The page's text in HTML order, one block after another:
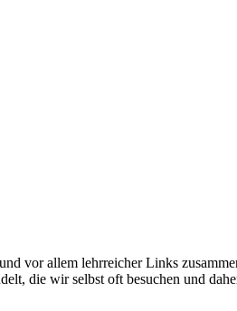
vor allem lehrreicher Links
die wir selbst oft besuchen und